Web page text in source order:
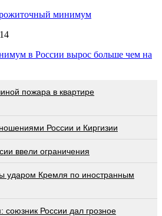
минимум
в России вырос больше чем на
пожара в квартире
России и Киргизии
ввели ограничения
ударом Кремля по иностранным
союзник России дал грозное